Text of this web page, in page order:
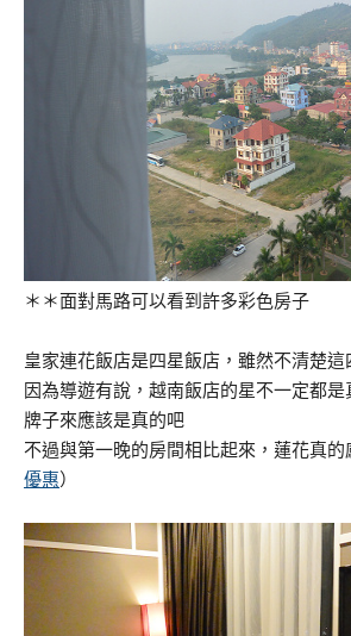
＊＊面對馬路可以看到許多彩色房子
皇家連花飯店是四星飯店，雖然不清楚這
因為導遊有說，越南飯店的星不一定都
牌子來應該是真的吧
不過與第一晚的房間相比起來，蓮花真的
優惠）